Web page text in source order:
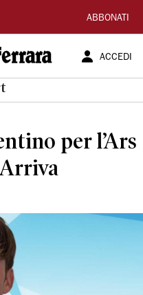
ABBONATI
ACCEDI
per l’Ars